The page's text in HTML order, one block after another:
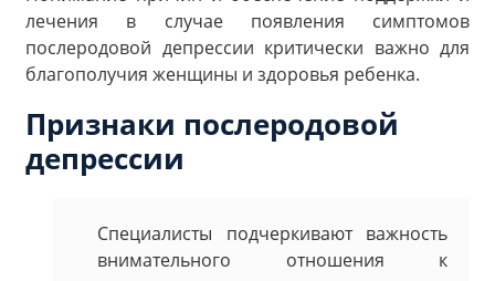
лечения в случае появления симптомов
послеродовой депрессии критически важно для
благополучия женщины и здоровья ребенка.
Признаки послеродовой
депрессии
Специалисты подчеркивают важность
внимательного отношения к